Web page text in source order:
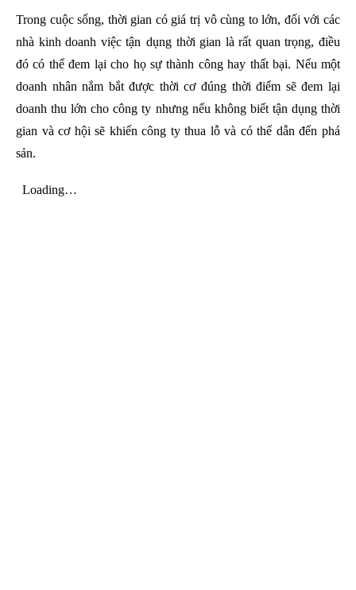
Trong cuộc sống, thời gian có giá trị vô cùng to lớn, đối với các
nhà kinh doanh việc tận dụng thời gian là rất quan trọng, điều
đó có thể đem lại cho họ sự thành công hay thất bại. Nếu một
doanh nhân nắm bắt được thời cơ đúng thời điểm sẽ đem lại
doanh thu lớn cho công ty nhưng nếu không biết tận dụng thời
gian và cơ hội sẽ khiến công ty thua lỗ và có thể dẫn đến phá
sản.